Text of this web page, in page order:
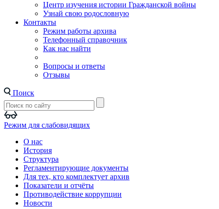
Центр изучения истории Гражданской войны
Узнай свою родословную
Контакты
Режим работы архива
Телефонный справочник
Как нас найти
Вопросы и ответы
Отзывы
Поиск
Режим для слабовидящих
О нас
История
Структура
Регламентирующие документы
Для тех, кто комплектует архив
Показатели и отчёты
Противодействие коррупции
Новости